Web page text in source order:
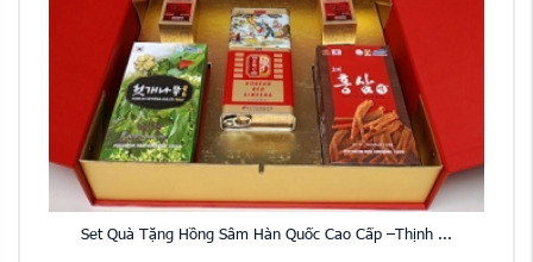
Set Quà Tặng Hồng Sâm Hàn Quốc Cao Cấp –Thịnh ...